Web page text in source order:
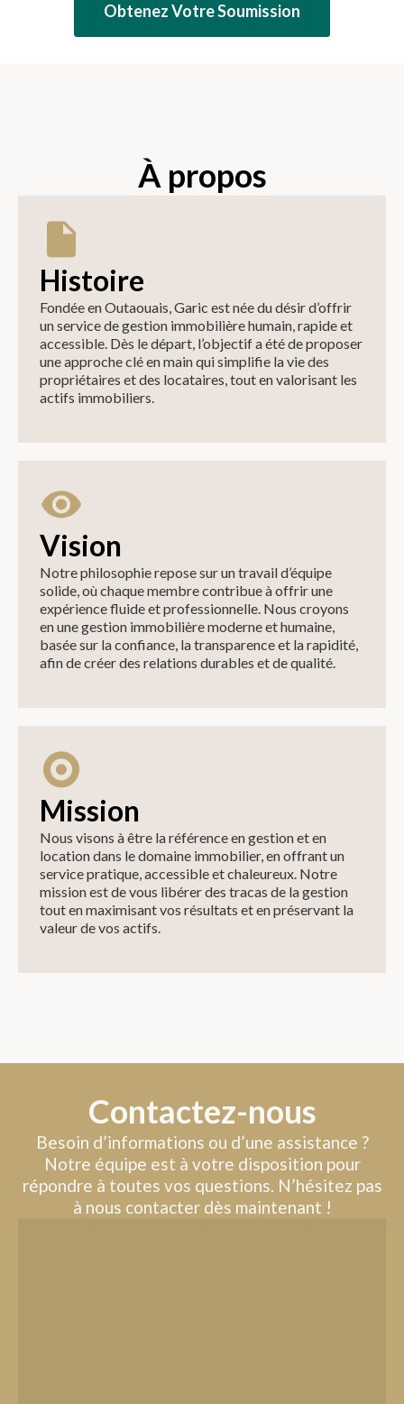
Obtenez Votre Soumission
À propos
Histoire
Fondée en Outaouais, Garic est née du désir d’offrir
un service de gestion immobilière humain, rapide et
accessible. Dès le départ, l’objectif a été de proposer
une approche clé en main qui simplifie la vie des
propriétaires et des locataires, tout en valorisant les
actifs immobiliers.
Vision
Notre philosophie repose sur un travail d’équipe
solide, où chaque membre contribue à offrir une
expérience fluide et professionnelle. Nous croyons
en une gestion immobilière moderne et humaine,
basée sur la confiance, la transparence et la rapidité,
afin de créer des relations durables et de qualité.
Mission
Nous visons à être la référence en gestion et en
location dans le domaine immobilier, en offrant un
service pratique, accessible et chaleureux. Notre
mission est de vous libérer des tracas de la gestion
tout en maximisant vos résultats et en préservant la
valeur de vos actifs.
Contactez-nous
Besoin d’informations ou d’une assistance ?
Notre équipe est à votre disposition pour
répondre à toutes vos questions. N’hésitez pas
à nous contacter dès maintenant !